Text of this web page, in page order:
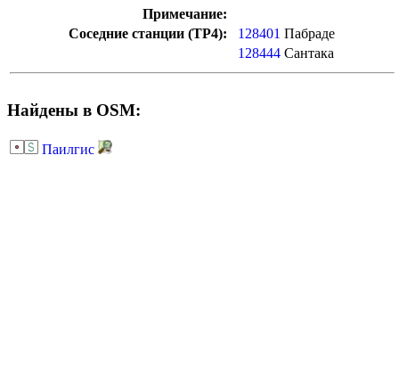
Примечание:
Соседние станции (ТР4):
128401 Пабраде
128444 Сантака
Найдены в OSM:
Паилгис